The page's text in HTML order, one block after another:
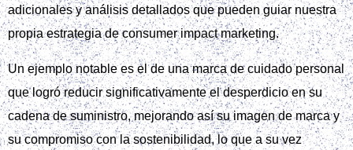
adicionales y análisis detallados que pueden guiar nuestra
propia estrategia de consumer impact marketing.
Un ejemplo notable es el de una marca de cuidado personal
que logró reducir significativamente el desperdicio en su
cadena de suministro, mejorando así su imagen de marca y
su compromiso con la sostenibilidad, lo que a su vez